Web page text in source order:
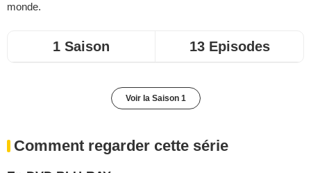
monde.
1 Saison 13 Episodes
Voir la Saison 1
Comment regarder cette série